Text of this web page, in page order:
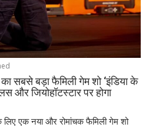
सबसे बड़ा फैमिली गेम शो ‘इंडिया के
और जियोहॉटस्टार पर होगा
लिए एक नया और रोमांचक फैमिली गेम शो